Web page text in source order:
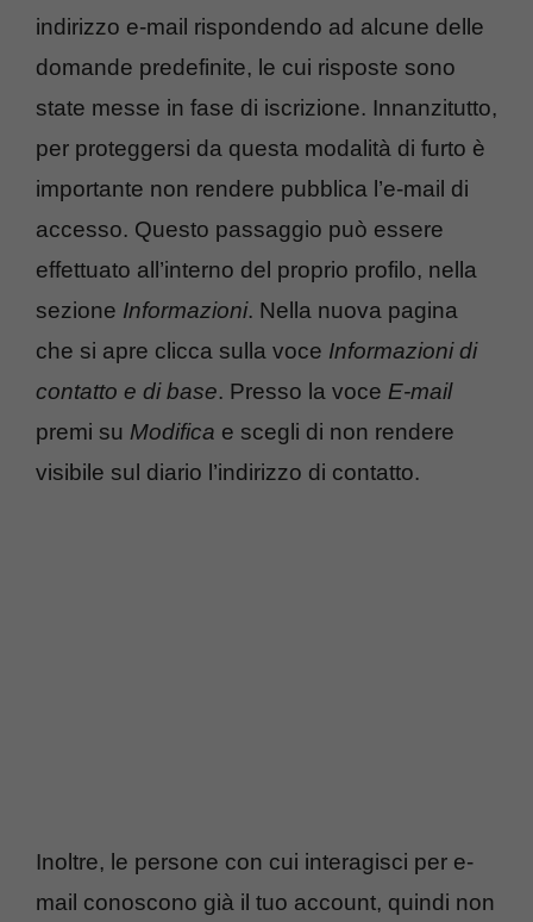
indirizzo e-mail rispondendo ad alcune delle
domande predefinite, le cui risposte sono
state messe in fase di iscrizione. Innanzitutto,
per proteggersi da questa modalità di furto è
importante non rendere pubblica l’e-mail di
accesso. Questo passaggio può essere
effettuato all’interno del proprio profilo, nella
sezione Informazioni. Nella nuova pagina
che si apre clicca sulla voce Informazioni di
contatto e di base. Presso la voce E-mail
premi su Modifica e scegli di non rendere
visibile sul diario l’indirizzo di contatto.
Inoltre, le persone con cui interagisci per e-
mail conoscono già il tuo account, quindi non